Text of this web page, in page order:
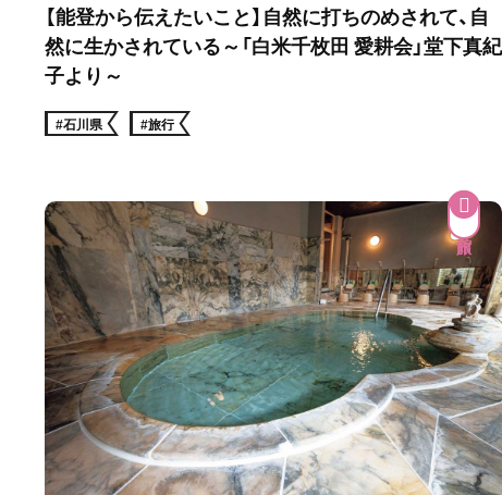
【能登から伝えたいこと】自然に打ちのめされて、自
然に生かされている～「白米千枚田 愛耕会」堂下真紀
子より～
#石川県 #旅行